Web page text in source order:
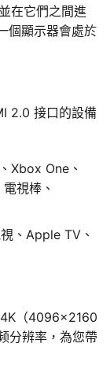
在它們之間進
個顯示器會處於
2.0 接口的設備
Xbox One、
視棒、
、Apple TV、
（4096×2160
分辨率，為您帶